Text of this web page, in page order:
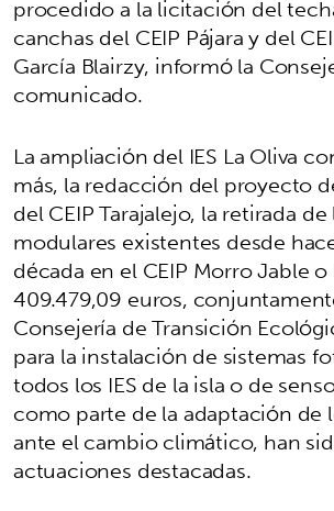
procedido a la licitación del
canchas del CEIP Pájara y del
García Blairzy, informó la
comunicado.
La ampliación del IES La Oliva
más, la redacción del proyecto
del CEIP Tarajalejo, la retirada de
modulares existentes desde
década en el CEIP Morro Jable
409.479,09 euros,
Consejería de Transición
para la instalación de sistemas
todos los IES de la isla o de
como parte de la adaptación de
ante el cambio climático, han
actuaciones destacadas.